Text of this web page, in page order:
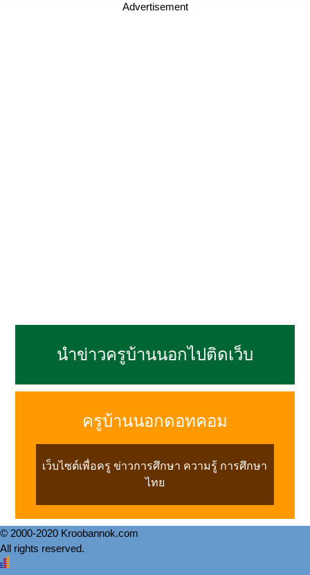
Advertisement
นำข่าวครูบ้านนอกไปติดเว็บ
ครูบ้านนอกดอทคอม
เว็บไซต์เพื่อครู ข่าวการศึกษา ความรู้ การศึกษา
ไทย
© 2000-2020 Kroobannok.com
All rights reserved.